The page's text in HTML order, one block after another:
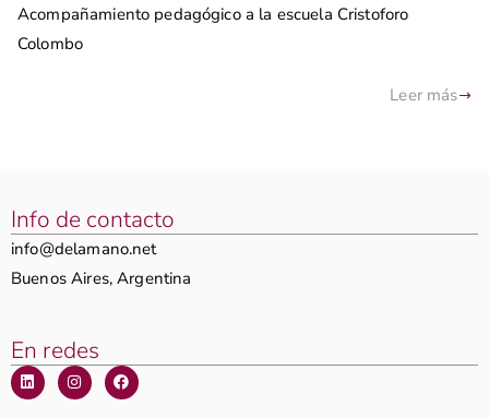
Acompañamiento pedagógico a la escuela Cristoforo
Colombo
Leer más
Info de contacto
info@delamano.net
Buenos Aires, Argentina
En redes